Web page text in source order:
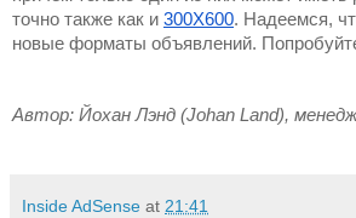
точно также как и 300Х600. Надеемся,
новые форматы объявлений.
Автор: Йохан Лэнд (Johan Land),
Inside AdSense at 21:41